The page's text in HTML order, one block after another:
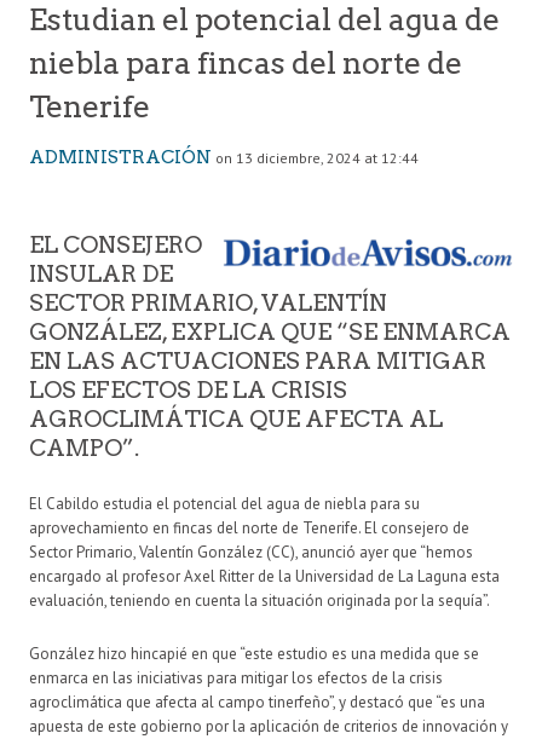
Estudian el potencial del agua de
niebla para fincas del norte de
Tenerife
ADMINISTRACIÓN on 13 diciembre, 2024 at 12:44
EL CONSEJERO
INSULAR DE
SECTOR PRIMARIO, VALENTÍN
GONZÁLEZ, EXPLICA QUE “SE ENMARCA
EN LAS ACTUACIONES PARA MITIGAR
LOS EFECTOS DE LA CRISIS
AGROCLIMÁTICA QUE AFECTA AL
CAMPO”.
El Cabildo estudia el potencial del agua de niebla para su
aprovechamiento en fincas del norte de Tenerife. El consejero de
Sector Primario, Valentín González (CC), anunció ayer que “hemos
encargado al profesor Axel Ritter de la Universidad de La Laguna esta
evaluación, teniendo en cuenta la situación originada por la sequía”.
González hizo hincapié en que “este estudio es una medida que se
enmarca en las iniciativas para mitigar los efectos de la crisis
agroclimática que afecta al campo tinerfeño”, y destacó que “es una
apuesta de este gobierno por la aplicación de criterios de innovación y